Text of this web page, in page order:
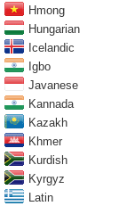
Hmong
Hungarian
Icelandic
Igbo
Javanese
Kannada
Kazakh
Khmer
Kurdish
Kyrgyz
Latin